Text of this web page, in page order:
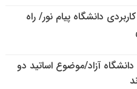
دانشگاه پیام نور/ راه
آزاد/موضوع اساتید دو